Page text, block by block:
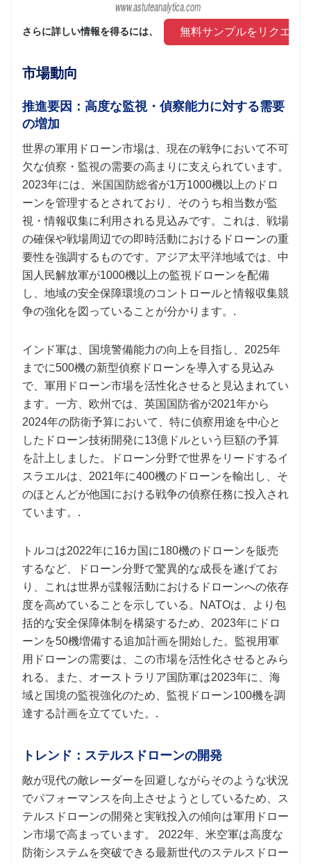
さらに詳しい情報を得るには、 無料サンプルをリクエス
市場動向
推進要因：高度な監視・偵察能力に対する需要
の増加
世界の軍用ドローン市場は、現在の戦争において不可
欠な偵察・監視の需要の高まりに支えられています。
2023年には、米国国防総省が1万1000機以上のドロ
ーンを管理するとされており、そのうち相当数が監
視・情報収集に利用される見込みです。これは、戦場
の確保や戦場周辺での即時活動におけるドローンの重
要性を強調するものです。アジア太平洋地域では、中
国人民解放軍が1000機以上の監視ドローンを配備
し、地域の安全保障環境のコントロールと情報収集競
争の強化を図っていることが分かります。.
インド軍は、国境警備能力の向上を目指し、2025年
までに500機の新型偵察ドローンを導入する見込み
で、軍用ドローン市場を活性化させると見込まれてい
ます。一方、欧州では、英国国防省が2021年から
2024年の防衛予算において、特に偵察用途を中心と
したドローン技術開発に13億ドルという巨額の予算
を計上しました。ドローン分野で世界をリードするイ
スラエルは、2021年に400機のドローンを輸出し、そ
のほとんどが他国における戦争の偵察任務に投入され
ています。.
トルコは2022年に16カ国に180機のドローンを販売
するなど、ドローン分野で驚異的な成長を遂げてお
り、これは世界が諜報活動におけるドローンへの依存
度を高めていることを示している。NATOは、より包
括的な安全保障体制を構築するため、2023年にドロ
ーンを50機増備する追加計画を開始した。監視用軍
用ドローンの需要は、この市場を活性化させるとみら
れる。また、オーストラリア国防軍は2023年に、海
域と国境の監視強化のため、監視ドローン100機を調
達する計画を立てていた。.
トレンド：ステルスドローンの開発
敵が現代の敵レーダーを回避しながらそのような状況
でパフォーマンスを向上させようとしているため、ス
テルスドローンの開発と実戦投入の傾向は軍用ドロー
ン市場で高まっています。 2022年、米空軍は高度な
防衛システムを突破できる最新世代のステルスドロー